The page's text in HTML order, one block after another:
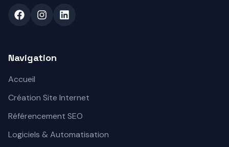
FacebookInstagramLinkedIn
Navigation
Accueil
Création Site Internet
Référencement SEO
Logiciels & Automatisation